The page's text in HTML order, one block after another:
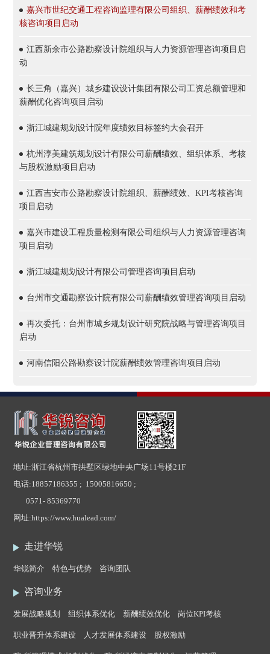
嘉兴市世纪交通工程咨询监理有限公司组织、薪酬绩效和考
核咨询项目启动
江西新余市公路勘察设计院组织与人力资源管理咨询项目启
动
长三角（嘉兴）城乡建设设计集团有限公司工资总额管理和
薪酬优化咨询项目启动
浙江城建规划设计院年度绩效目标签约大会召开
杭州淳美建筑规划设计有限公司薪酬绩效、组织体系、考核
与股权激励项目启动
江西吉安市公路勘察设计院组织、薪酬绩效、KPI考核咨询
项目启动
嘉兴市建设工程质量检测有限公司组织与人力资源管理咨询
项目启动
浙江城建规划设计有限公司管理咨询项目启动
台州市交通勘察设计院有限公司薪酬绩效管理咨询项目启动
再次委托：台州市城乡规划设计研究院战略与管理咨询项目
启动
河南信阳公路勘察设计院薪酬绩效管理咨询项目启动
走进华锐
华锐简介 特色与优势 咨询团队
咨询业务
发展战略规划 组织体系优化 薪酬绩效优化 岗位KPI考核
职业晋升体系建设 人才发展体系建设 股权激励
地址:浙江省杭州市拱墅区绿地中央广场11号楼21F
电话:18857186355 ; 15005816650 ;
0571- 85369770
网址:https://www.hualead.com/